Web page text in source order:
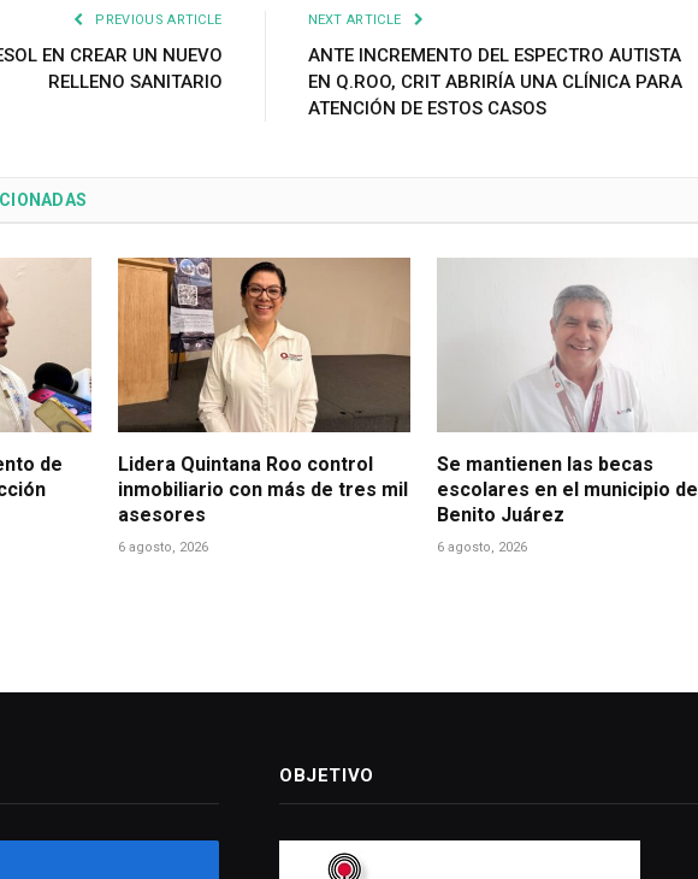
PREVIOUS ARTICLE
EN CREAR UN NUEVO
RELLENO SANITARIO
NEXT ARTICLE
ANTE INCREMENTO DEL ESPECTRO AUTISTA
EN Q.ROO, CRIT ABRIRÍA UNA CLÍNICA PARA
ATENCIÓN DE ESTOS CASOS
de
Lidera Quintana Roo control
inmobiliario con más de tres mil
asesores
6 agosto, 2026
Se mantienen las becas
escolares en el municipio de
Benito Juárez
6 agosto, 2026
OBJETIVO